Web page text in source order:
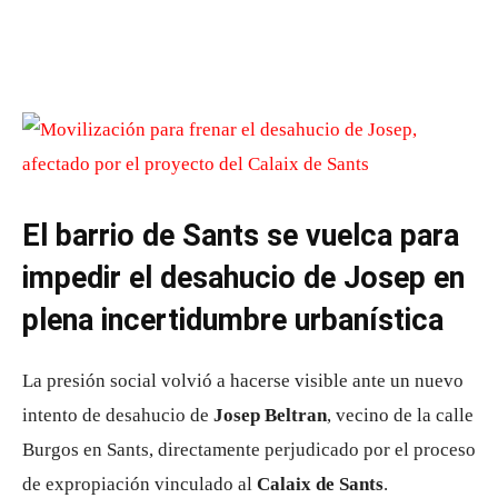
El barrio de Sants se vuelca para
impedir el desahucio de Josep en
plena incertidumbre urbanística
La presión social volvió a hacerse visible ante un nuevo
intento de desahucio de Josep Beltran, vecino de la calle
Burgos en Sants, directamente perjudicado por el proceso
de expropiación vinculado al Calaix de Sants.